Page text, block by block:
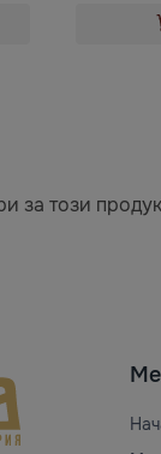
за този